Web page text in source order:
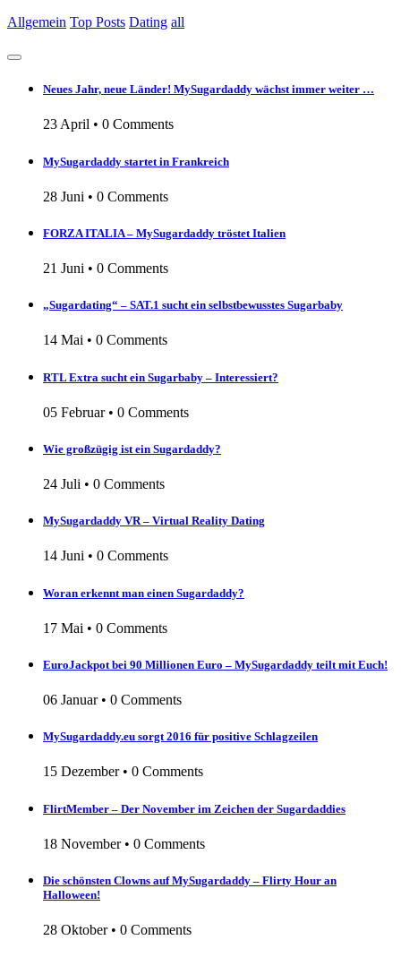
Allgemein Top Posts Dating all
Neues Jahr, neue Länder! MySugardaddy wächst immer weiter …
23 April • 0 Comments
MySugardaddy startet in Frankreich
28 Juni • 0 Comments
FORZA ITALIA – MySugardaddy tröstet Italien
21 Juni • 0 Comments
„Sugardating“ – SAT.1 sucht ein selbstbewusstes Sugarbaby
14 Mai • 0 Comments
RTL Extra sucht ein Sugarbaby – Interessiert?
05 Februar• 0 Comments
Wie großzügig ist ein Sugardaddy?
24 Juli • 0 Comments
MySugardaddy VR – Virtual Reality Dating
14 Juni • 0 Comments
Woran erkennt man einen Sugardaddy?
17 Mai • 0 Comments
EuroJackpot bei 90 Millionen Euro – MySugardaddy teilt mit Euch!
06 Januar• 0 Comments
MySugardaddy.eu sorgt 2016 für positive Schlagzeilen
15 Dezember• 0 Comments
FlirtMember – Der November im Zeichen der Sugardaddies
18 November• 0 Comments
Die schönsten Clowns auf MySugardaddy – Flirty Hour an
Halloween!
28 Oktober• 0 Comments